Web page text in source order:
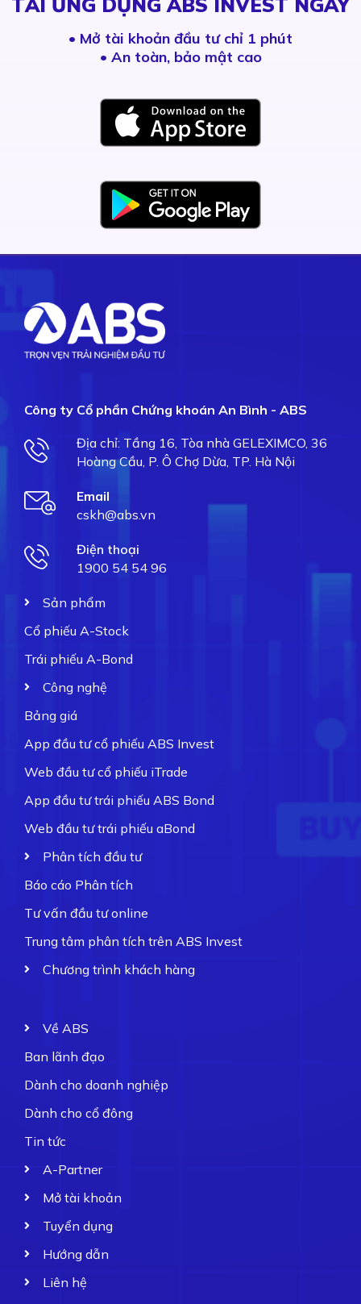
• Mở tài khoản đầu tư chỉ 1 phút
• An toàn, bảo mật cao
Công ty Cổ phần Chứng khoán An Bình - ABS
Địa chỉ: Tầng 16, Tòa nhà GELEXIMCO, 36
Hoàng Cầu, P. Ô Chợ Dừa, TP. Hà Nội
Email
cskh@abs.vn
Điện thoại
1900 54 54 96
Sản phẩm
Cổ phiếu A-Stock
Trái phiếu A-Bond
Công nghệ
Bảng giá
App đầu tư cổ phiếu ABS Invest
Web đầu tư cổ phiếu iTrade
App đầu tư trái phiếu ABS Bond
Web đầu tư trái phiếu aBond
Phân tích đầu tư
Báo cáo Phân tích
Tư vấn đầu tư online
Trung tâm phân tích trên ABS Invest
Chương trình khách hàng
Về ABS
Ban lãnh đạo
Dành cho doanh nghiệp
Dành cho cổ đông
Tin tức
A-Partner
Mở tài khoản
Tuyển dụng
Hướng dẫn
Liên hệ